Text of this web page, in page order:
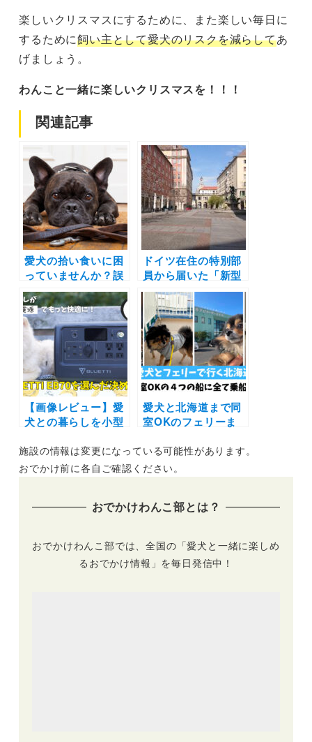
楽しいクリスマスにするために、また楽しい毎日に
するために飼い主として愛犬のリスクを減らしてあ
げましょう。
わんこと一緒に楽しいクリスマスを！！！
関連記事
愛犬の拾い食いに困
っていませんか？誤
飲や誤食を未然に防
ぐコツとは？生活環
境を見直してリスク
を減らそう！
ドイツ在住の特別部
員から届いた「新型
コロナおよびペット
の状況」について|
犬との暮らしでの変
化と日本のみなさん
に今伝えたいこと
【画像レビュー】愛
犬との暮らしを小型
っと快適に！私が
BLUETTI EB70を購
アに防災グッズとし
愛犬と北海道まで同
室OKのフェリーま
に乗船したレポート
♪ 値段の比較やそれ
施設の情報は変更になっている可能性があります。
おでかけ前に各自ご確認ください。
おでかけわんこ部とは？
おでかけわんこ部では、全国の「愛犬と一緒に楽しめ
るおでかけ情報」を毎日発信中！